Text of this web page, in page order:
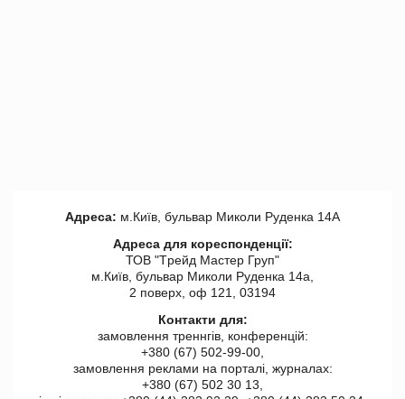
Адреса: м.Київ, бульвар Миколи Руденка 14А
Адреса для кореспонденції:
ТОВ "Tрейд Мастер Груп"
м.Київ, бульвар Миколи Руденка 14а,
2 поверх, оф 121, 03194
Контакти для:
замовлення треннгів, конференцій:
+380 (67) 502-99-00,
замовлення реклами на порталі, журналах:
+380 (67) 502 30 13,